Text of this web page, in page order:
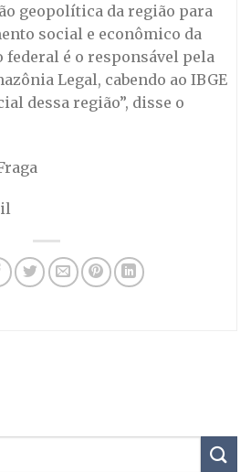
geopolítica da região para
social e econômico da
federal é o responsável pela
Legal, cabendo ao IBGE
dessa região”, disse o